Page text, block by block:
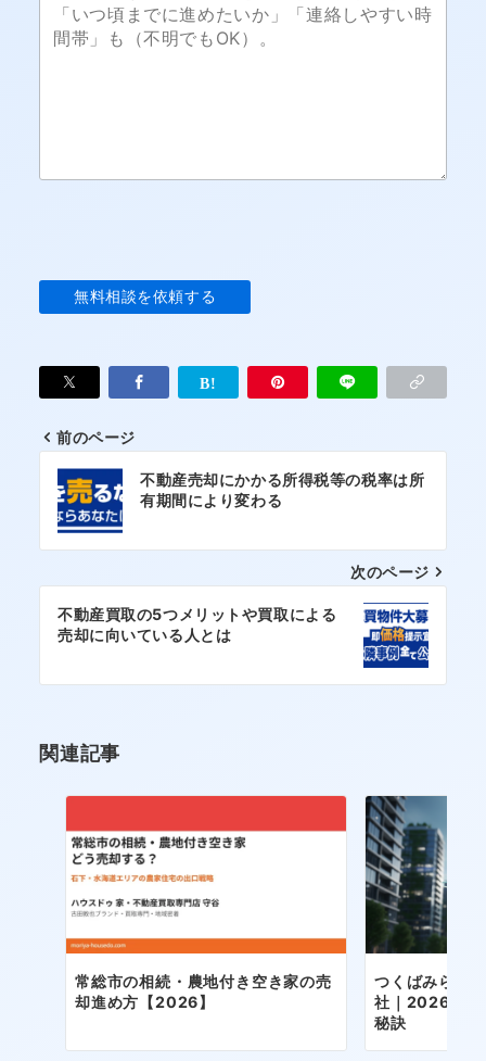
投
稿
ナ
ゲ
ー
シ
ン
前のページ
不動産売却にかかる所得税等の税率は所
有期間により変わる
次のページ
不動産買取の5つメリットや買取による
売却に向いている人とは
関連記事
常総市の相続・農地付き空き家の売
却進め方【2026】
つくばみらい
社｜2026年版
秘訣